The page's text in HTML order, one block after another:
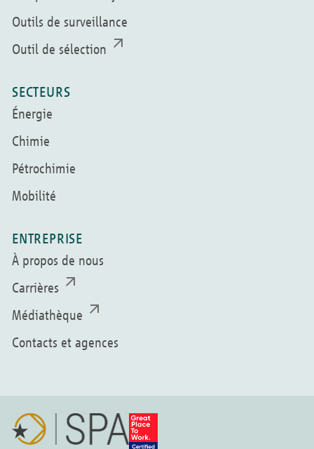
Outils de surveillance
Outil de sélection
SECTEURS
Énergie
Chimie
Pétrochimie
Mobilité
ENTREPRISE
À propos de nous
Carrières
Médiathèque
Contacts et agences